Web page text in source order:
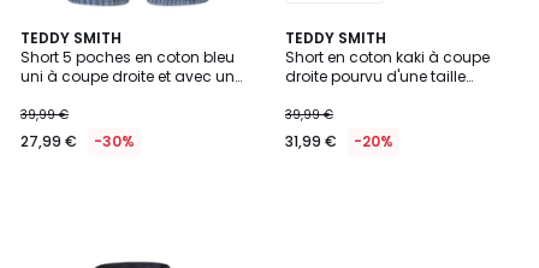
TEDDY SMITH
Short 5 poches en coton bleu
uni à coupe droite et avec un
39,99 €
27,99 € -30%
TEDDY SMITH
Short en coton kaki à coupe
droite pourvu d'une taille
39,99 €
31,99 € -20%